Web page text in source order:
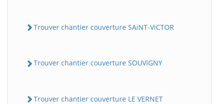
Trouver chantier couverture SAiNT-ViCTOR
Trouver chantier couverture SOUViGNY
Trouver chantier couverture LE VERNET